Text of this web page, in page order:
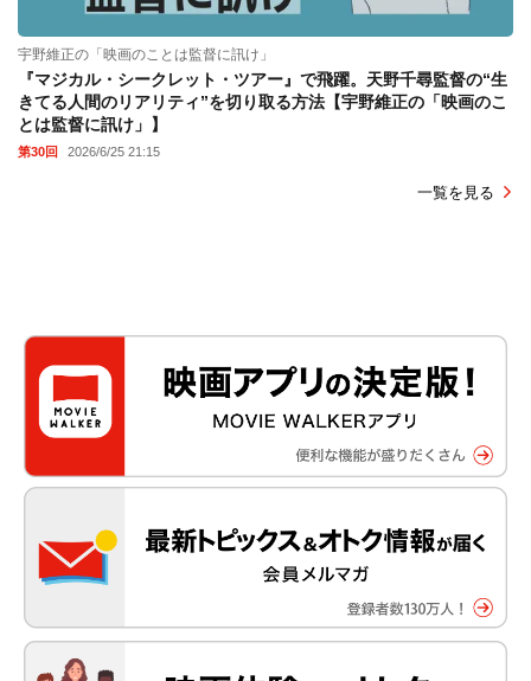
宇野維正の「映画のことは監督に訊け」
『マジカル・シークレット・ツアー』で飛躍。天野千尋監督の“生
きてる人間のリアリティ”を切り取る方法【宇野維正の「映画のこ
とは監督に訊け」】
第30回 2026/6/25 21:15
一覧を見る